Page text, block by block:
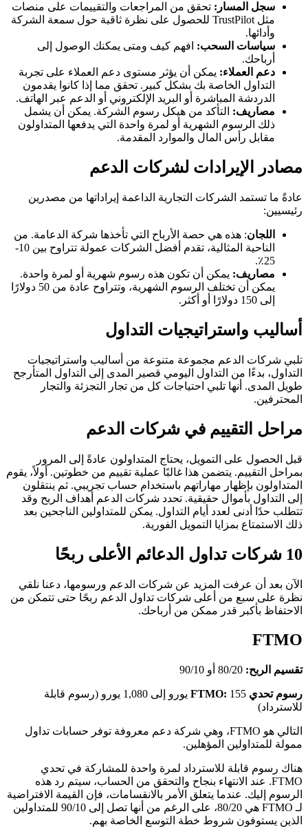
سجل المسار: تحقق من المراجعات والتقييمات على منصات
مثل TrustPilot للحصول على نظرة ثاقبة حول سمعة الشركة
وأدائها.
سياسات السحب: افهم كيف ومتى يمكنك الوصول إلى
أرباحك.
دعم العملاء: يمكن أن يؤثر مستوى دعم العملاء على تجربة
التداول الخاصة بك بشكل كبير. تحقق مما إذا كانوا يقدمون
الدردشة المباشرة أو البريد الإلكتروني أو الدعم عبر الهاتف.
مصاريف: التأكد من هيكل رسوم الشركة. يمكن أن يشمل
ذلك الرسوم الشهرية أو لمرة واحدة التي يدفعها المتداولون
مقابل رأس المال والموارد المقدمة.
مصادر الإيرادات لشركات الدعم
عادةً ما تستمد الشركات التجارية الداعمة إيراداتها من مصدرين
رئيسيين:
اللجان: هذه هي حصة الأرباح التي تأخذها شركة الدعامة. من
الناحية المثالية، تقدم أفضل الشركات عمولة تتراوح بين 10-
25٪.
مصاريف: يمكن أن تكون هذه رسوم شهرية أو لمرة واحدة.
يمكن أن تختلف الرسوم الشهرية، وتتراوح عادة من 50 دولارًا
إلى 150 دولارًا أو أكثر.
أساليب واستراتيجيات التداول
تلبي شركات الدعم مجموعة متنوعة من أساليب واستراتيجيات
التداول، بدءًا من التداول اليومي قصير المدى إلى التداول المتأرجح
طويل المدى. أنها تلبي احتياجات كل من تجار التجزئة والتجار
المحترفين.
مراحل التقييم في شركات الدعم
قبل الحصول على التمويل، يحتاج المتداولون عادةً إلى المرور
بمراحل التقييم. يتضمن هذا غالبًا عملية تقييم من خطوتين. أولاً، يقوم
المتداولون بإظهار مهاراتهم باستخدام حساب تجريبي. ثم ينتقلون
إلى التداول بأموال حقيقية. تحدد شركات الدعم أهداف الربح وقد
تتطلب حدًا أدنى لعدد أيام التداول. يمكن للمتداولين الناجحين بعد
ذلك الاستمتاع بمزايا التمويل الفورية.
10 شركات تداول الدعائم الأعلى ربحًا
الآن بعد أن عرفت المزيد عن شركات الدعم ورسومها، دعنا نلقي
نظرة على سبع من أعلى شركات تداول الدعم ربحًا حتى تتمكن من
الاحتفاظ بأكبر قدر ممكن من أرباحك.
FTMO
تقسيم الربح: 80/20 أو 90/10
رسوم تحدي FTMO:
155 يورو إلى 1,080 يورو (رسوم قابلة
للاسترداد)
التالي هو FTMO، وهي شركة دعم معروفة توفر حسابات تداول
ممولة للمتداولين المؤهلين.
هناك رسوم قابلة للاسترداد لمرة واحدة للمشاركة في تحدي
FTMO. عند الانتهاء بنجاح والتحقق من الحساب، سيتم رد هذه
الرسوم إليك. عندما يتعلق الأمر بالانقسامات، فإن القيمة الافتراضية
لـ FTMO هي 80/20، على الرغم من أنها تصل إلى 90/10 للمتداولين
الذين يستوفون شروط خطة التوسع الخاصة بهم.